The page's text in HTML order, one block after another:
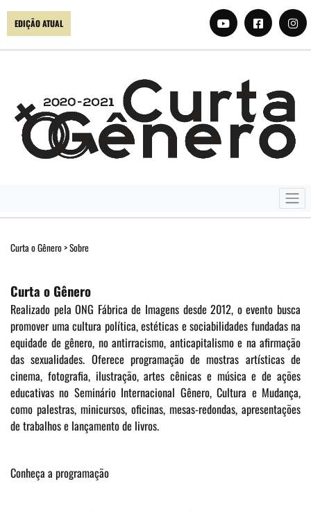
EDIÇÃO ATUAL
Curta o Gênero>Sobre
Curta o Gênero
Realizado pela ONG Fábrica de Imagens desde 2012, o evento busca
promover uma cultura política, estéticas e sociabilidades fundadas na
equidade de gênero, no antirracismo, anticapitalismo e na afirmação
das sexualidades. Oferece programação de mostras artísticas de
cinema, fotografia, ilustração, artes cênicas e música e de ações
educativas no Seminário Internacional Gênero, Cultura e Mudança,
como palestras, minicursos, oficinas, mesas-redondas, apresentações
de trabalhos e lançamento de livros.
Conheça a programação